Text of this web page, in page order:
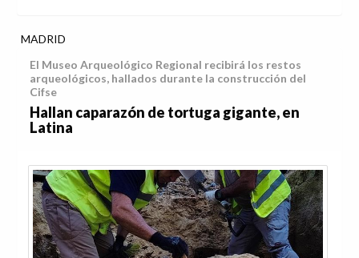
MADRID
El Museo Arqueológico Regional recibirá los restos
arqueológicos, hallados durante la construcción del
Cifse
Hallan caparazón de tortuga gigante, en
Latina